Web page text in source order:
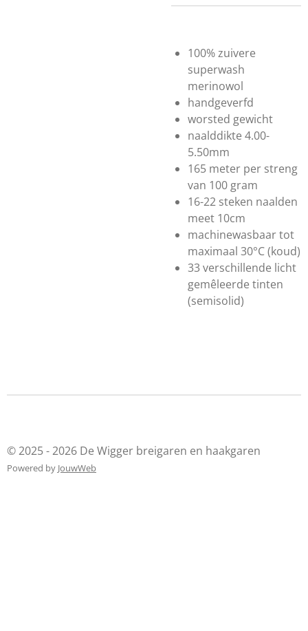
100% zuivere
superwash
merinowol
handgeverfd
worsted gewicht
naalddikte 4.00-
5.50mm
165 meter per streng
van 100 gram
16-22 steken naalden
meet 10cm
machinewasbaar tot
maximaal 30°C (koud)
33 verschillende licht
gemêleerde tinten
(semisolid)
© 2025 - 2026 De Wigger breigaren en haakgaren
Powered by JouwWeb